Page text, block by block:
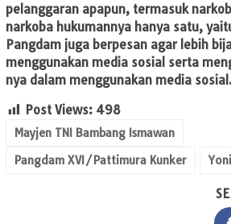
pelanggaran apapun, termasuk
narkoba hukumannya hanya satu,
Pangdam juga berpesan agar lebih
menggunakan media sosial serta
nya dalam menggunakan media
Post Views: 498
Mayjen TNI Bambang Ismawan
Pangdam XVI/Pattimura Kunker